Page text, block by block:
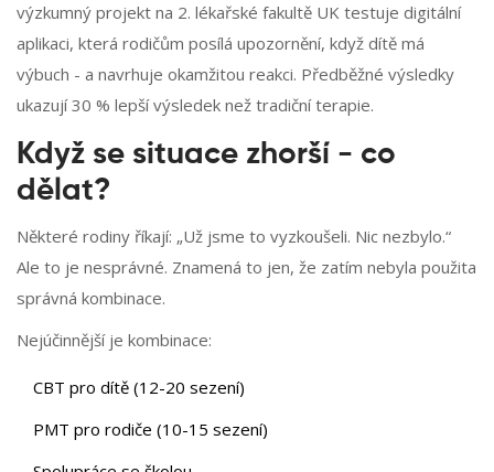
výzkumný projekt na 2. lékařské fakultě UK testuje digitální
aplikaci, která rodičům posílá upozornění, když dítě má
výbuch - a navrhuje okamžitou reakci. Předběžné výsledky
ukazují 30 % lepší výsledek než tradiční terapie.
Když se situace zhorší - co
dělat?
Některé rodiny říkají: „Už jsme to vyzkoušeli. Nic nezbylo.“
Ale to je nesprávné. Znamená to jen, že zatím nebyla použita
správná kombinace.
Nejúčinnější je kombinace:
CBT pro dítě (12-20 sezení)
PMT pro rodiče (10-15 sezení)